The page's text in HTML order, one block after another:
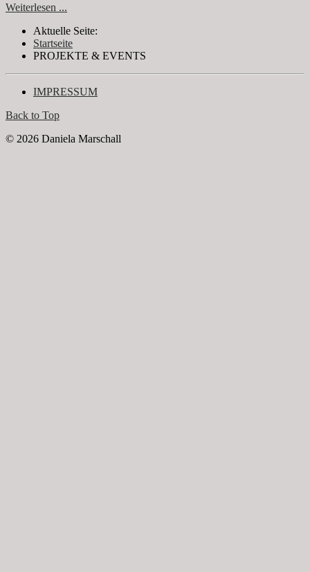
Weiterlesen ...
Aktuelle Seite:
Startseite
PROJEKTE & EVENTS
IMPRESSUM
Back to Top
© 2026 Daniela Marschall